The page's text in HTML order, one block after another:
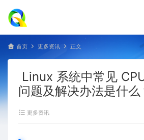
首页 更多资讯 正文
Linux 系统中常见
问题及解决办法是什么
更多资讯